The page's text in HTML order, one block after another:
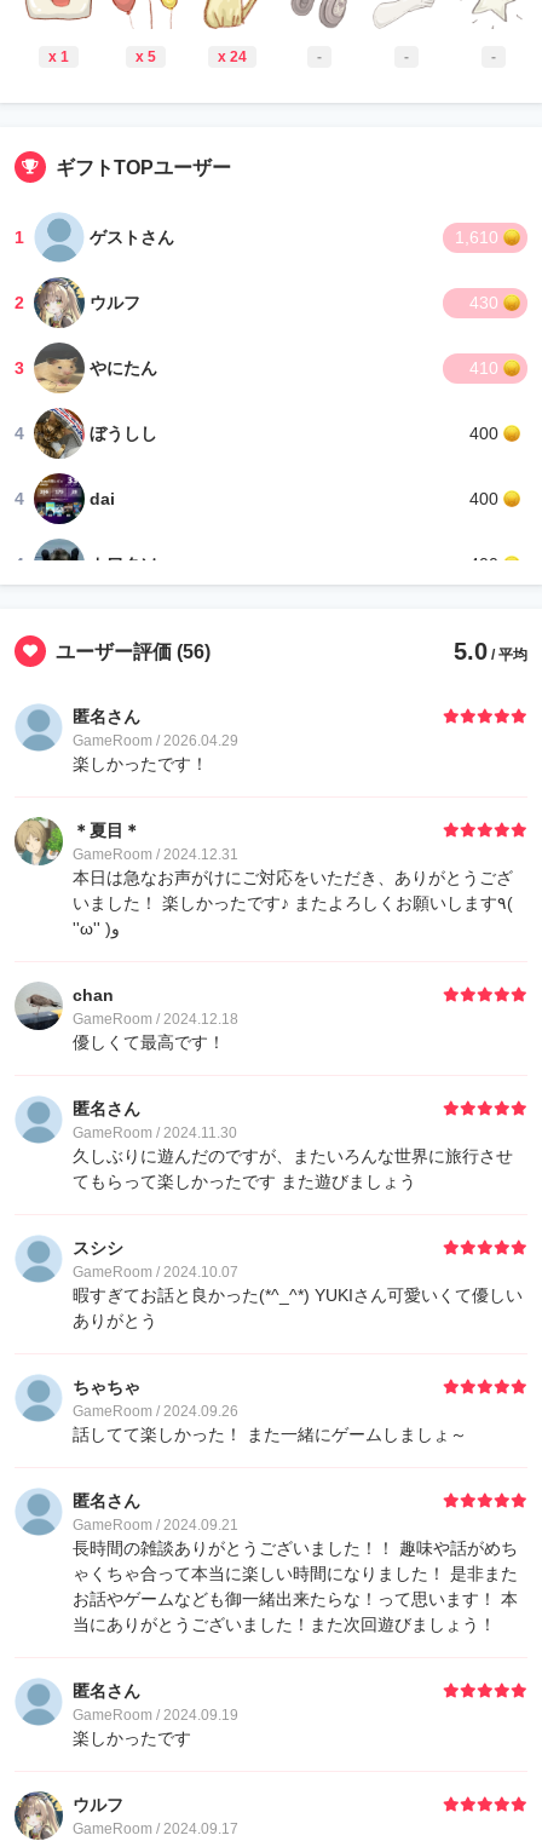
x 1 x 5 x 24 - - -
ギフトTOPユーザー
1 ゲストさん 1,610
2 ウルフ 430
3 やにたん 410
4 ぼうしし 400
4 dai 400
4 カワクソ 400
ゲストさん
10 Löschung 10
季節の七草粥 10
10 みあ
りゅうや 10
10 TsukinoNatto
ユーザー評価 (56) 5.0 / 平均
匿名さん
GameRoom / 2026.04.29
楽しかったです！
＊夏目＊
GameRoom / 2024.12.31
本日は急なお声がけにご対応をいただき、ありがとうござ
いました！ 楽しかったです♪ またよろしくお願いします٩(
''ω'' )و
chan
GameRoom / 2024.12.18
優しくて最高です！
匿名さん
GameRoom / 2024.11.30
久しぶりに遊んだのですが、またいろんな世界に旅行させ
てもらって楽しかったです また遊びましょう
スシシ
GameRoom / 2024.10.07
暇すぎてお話と良かった(*^_^*) YUKIさん可愛いくて優しい
ありがとう
ちゃちゃ
GameRoom / 2024.09.26
話してて楽しかった！ また一緒にゲームしましょ～
匿名さん
GameRoom / 2024.09.21
長時間の雑談ありがとうございました！！ 趣味や話がめち
ゃくちゃ合って本当に楽しい時間になりました！ 是非また
お話やゲームなども御一緒出来たらな！って思います！ 本
当にありがとうございました！また次回遊びましょう！
匿名さん
GameRoom / 2024.09.19
楽しかったです
ウルフ
GameRoom / 2024.09.17